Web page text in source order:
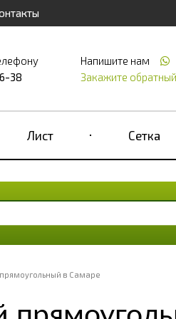
38
Напишите нам
Закажите
Лист Сетка
в Самаре